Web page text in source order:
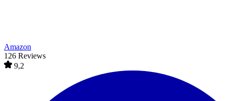
Amazon
126 Reviews
9,2